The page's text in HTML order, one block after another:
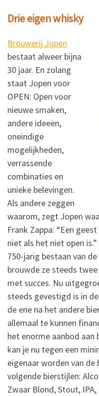
Drie eigen whisky
Brouwerij Jopen
bestaat alweer bijna
30 jaar. En zolang
staat Jopen voor
OPEN: Open voor
nieuwe smaken,
andere ideeën,
oneindige
mogelijkheden,
verrassende
combinaties en
unieke belevingen.
Als andere zeggen
waarom, zegt Jopen
Frank Zappa: “Een
niet als het niet open
750-jarig bestaan van
brouwde ze steeds
met succes. Nu
steeds gevestigd is in
de ene na het andere
allemaal te kunnen
het enorme aanbod aan
kan je nu tegen een
eigenaar worden van
volgende bierstijlen:
Zwaar Blond, Stout, IPA,